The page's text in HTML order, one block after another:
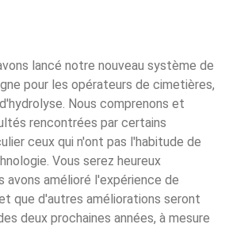
lancé notre nouveau système de
pour les opérateurs de cimetières,
Nous comprenons et
rencontrées par certains
ceux qui n'ont pas l'habitude de
Vous serez heureux
avons amélioré l'expérience de
que d'autres améliorations seront
deux prochaines années, à mesure